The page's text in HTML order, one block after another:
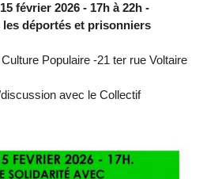
février 2026 - 17h à 22h -
déportés et prisonniers
Populaire -21 ter rue Voltaire
avec le Collectif